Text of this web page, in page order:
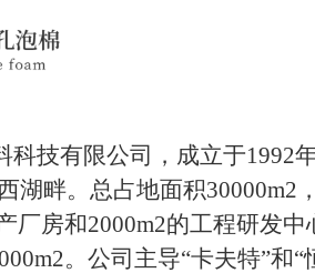
模切辅料
产品中心
科技有限公司，成立于1992
湖畔。总占地面积30000m2
厂房和2000m2的工程研发
。公司主导“卡夫特”和“